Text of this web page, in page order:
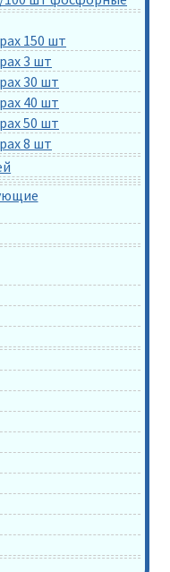
150 шт
3 шт
30 шт
40 шт
50 шт
8 шт